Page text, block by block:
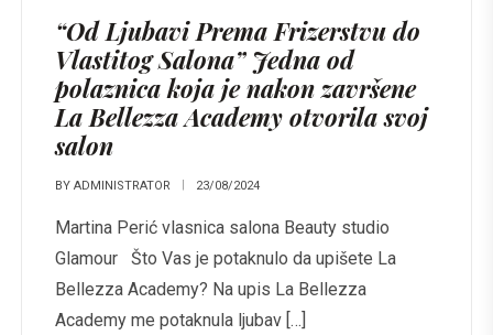
“Od Ljubavi Prema Frizerstvu do
Vlastitog Salona” Jedna od
polaznica koja je nakon završene
La Bellezza Academy otvorila svoj
salon
BY ADMINISTRATOR 23/08/2024
Martina Perić vlasnica salona Beauty studio
Glamour Što Vas je potaknulo da upišete La
Bellezza Academy? Na upis La Bellezza
Academy me potaknula ljubav […]